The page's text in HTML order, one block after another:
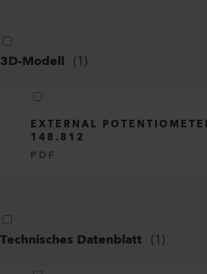
3D-Modell (1)
EXTERNAL
148.812
PDF
Technisches Datenblatt (1)